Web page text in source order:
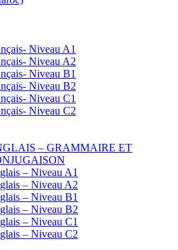
Niveau A1
Niveau A2
Niveau B1
Niveau B2
Niveau C1
Niveau C2
– GRAMMAIRE ET
– Niveau A1
– Niveau A2
– Niveau B1
– Niveau B2
– Niveau C1
– Niveau C2